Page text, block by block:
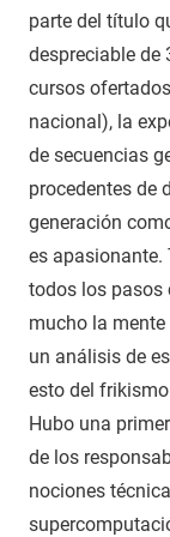
parte del título
despreciable de
cursos
nacional), la
de secuencias
procedentes de
generación
es
todos los pasos
mucho la
un análisis de
esto del
Hubo una
de los
nociones